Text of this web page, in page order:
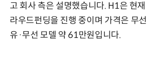
고 회사 측은 설명했습니다. H1은 현
라우드펀딩을 진행 중이며 가격은 무
유·무선 모델 약 61만원입니다.